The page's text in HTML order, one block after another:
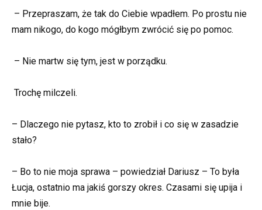
– Przepraszam, że tak do Ciebie wpadłem. Po prostu nie
mam nikogo, do kogo mógłbym zwrócić się po pomoc.
– Nie martw się tym, jest w porządku.
Trochę milczeli.
– Dlaczego nie pytasz, kto to zrobił i co się w zasadzie
stało?
– Bo to nie moja sprawa – powiedział Dariusz – To była
Łucja, ostatnio ma jakiś gorszy okres. Czasami się upija i
mnie bije.